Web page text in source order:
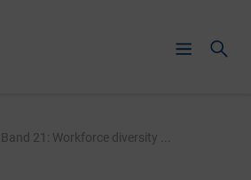
21: Workforce diversity ...